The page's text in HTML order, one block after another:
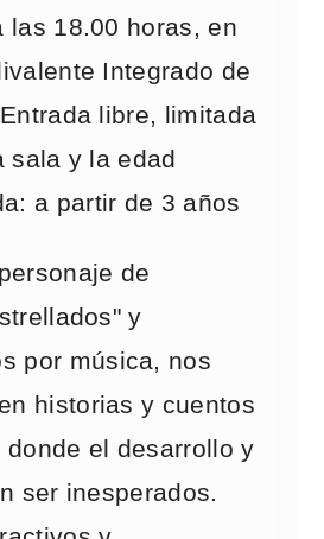
las 18.00 horas, en
Integrado de
libre, limitada
sala y la edad
a partir de 3 años
de
y
por música, nos
historias y cuentos
el desarrollo y
ser inesperados.